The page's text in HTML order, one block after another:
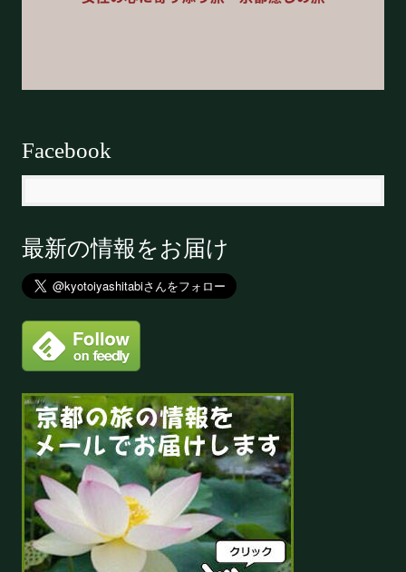
Facebook
最新の情報をお届け